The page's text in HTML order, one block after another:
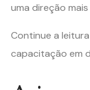
uma direção
Continue a
capacitação em